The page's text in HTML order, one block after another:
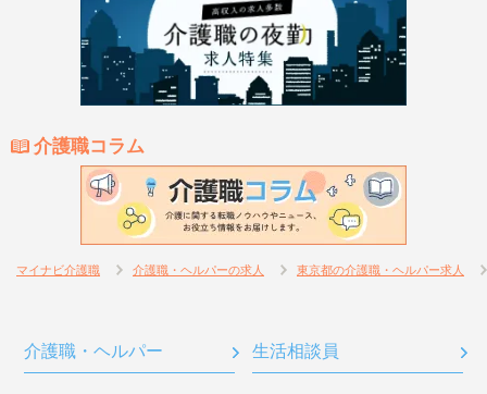
介護職コラム
マイナビ介護職 介護職・ヘルパーの求人 東京都の介護職・ヘルパー求人
介護職・ヘルパー 生活相談員